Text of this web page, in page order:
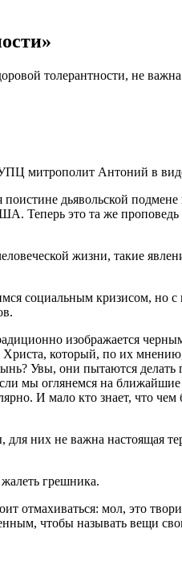
толерантности, не
митрополит Антоний в
дьявольской
Теперь это та же проповедь
жизни, такие
социальным кризисом, но с
изображается
который, по их
Увы, они пытаются делать
мы оглянемся на ближайшие
И мало кто знает, что чем
них не важна настоящая
грешника.
отмахиваться: мол, это
чтобы называть вещи